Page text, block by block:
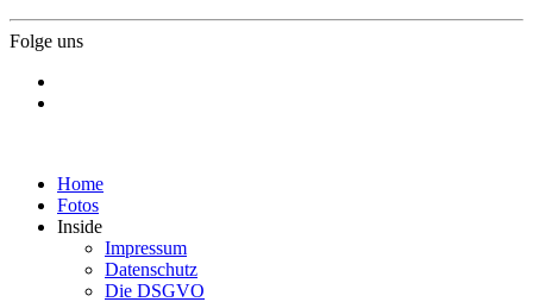
Folge uns
Home
Fotos
Inside
Impressum
Datenschutz
Die DSGVO